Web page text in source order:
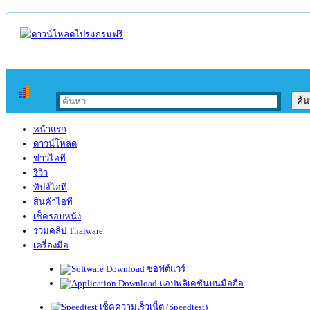
หน้าแรก
ดาวน์โหลด
ข่าวไอที
รีวิว
ทิปส์ไอที
สินค้าไอที
เช็ครอบหนัง
รวมคลิป Thaiware
เครื่องมือ
ซอฟต์แวร์
แอปพลิเคชันบนมือถือ
เช็คความเร็วเน็ต (Speedtest)